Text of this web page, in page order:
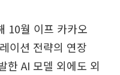
10월 이프 카카오
이션 전략의 연장
한 AI 모델 외에도 외